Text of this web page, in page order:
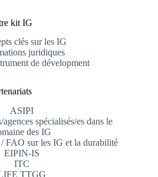
kit IG
clés sur les IG
juridiques
de dévelopment
ASIPI
spécialisés/es dans le
des IG
FAO sur les IG et la durabilité
EIPIN-IS
ITC
TTGG